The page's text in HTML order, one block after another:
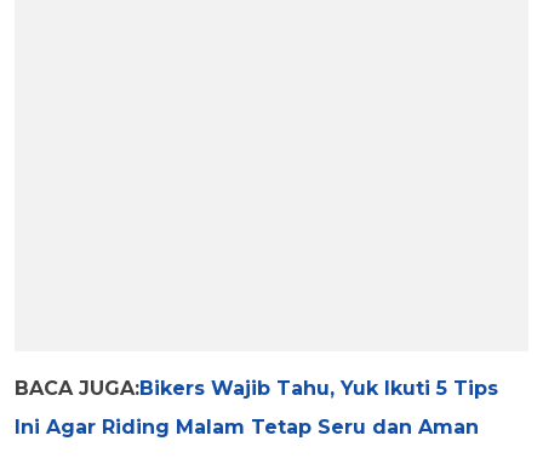
BACA JUGA:Bikers Wajib Tahu, Yuk Ikuti 5 Tips
Ini Agar Riding Malam Tetap Seru dan Aman